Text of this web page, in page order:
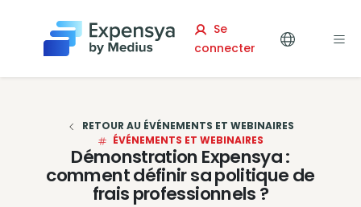
Expensya
Se
connecter
RETOUR AU ÉVÉNEMENTS ET WEBINAIRES
ÉVÉNEMENTS ET WEBINAIRES
Démonstration Expensya :
comment définir sa politique de
frais professionnels ?